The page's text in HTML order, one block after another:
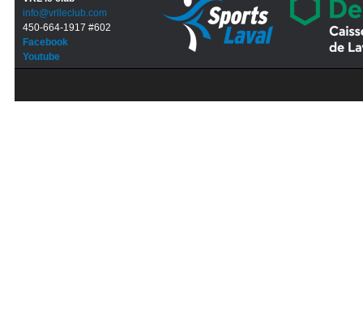
info@vrlleclub.com
450-664-1917 #602
Facebook
Youtube